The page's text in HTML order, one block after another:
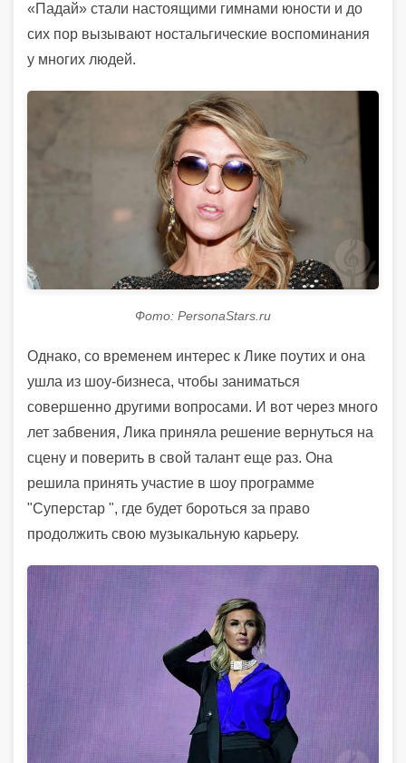
«Падай» стали настоящими гимнами юности и до
сих пор вызывают ностальгические воспоминания
у многих людей.
Фото: PersonaStars.ru
Однако, со временем интерес к Лике поутих и она
ушла из шоу-бизнеса, чтобы заниматься
совершенно другими вопросами. И вот через много
лет забвения, Лика приняла решение вернуться на
сцену и поверить в свой талант еще раз. Она
решила принять участие в шоу программе
"Суперстар ", где будет бороться за право
продолжить свою музыкальную карьеру.